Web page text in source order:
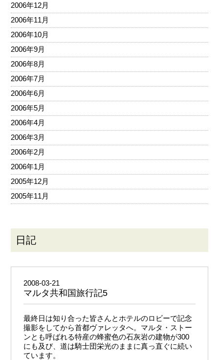
2006年12月
2006年11月
2006年10月
2006年9月
2006年8月
2006年7月
2006年6月
2006年5月
2006年4月
2006年3月
2006年2月
2006年1月
2005年12月
2005年11月
日記
2008-03-21
マルタ共和国旅行記5
最終日は知り合った皆さんとホテルのロビーで記念
撮影をしてから首都ヴァレッタへ。マルタ・ストー
ンとも呼ばれる特産の蜂蜜色の石灰岩の建物が300
にも及び、道は騎士団栄光のままに真っ直ぐに続い
ています。